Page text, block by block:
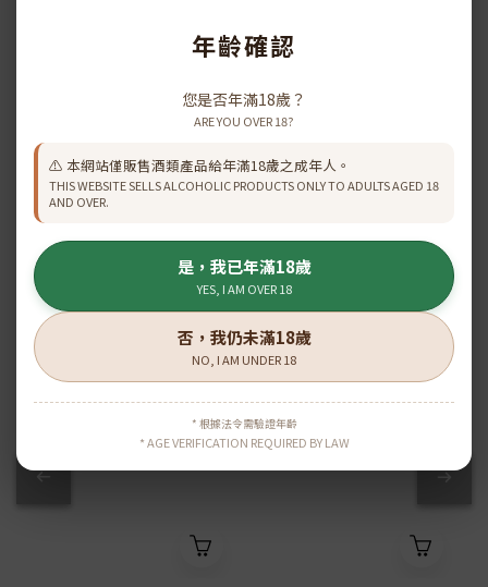
Show more
\ 原箱優惠 /
年齡確認
您是否年滿18歲？
ARE YOU OVER 18?
⚠️ 本網站僅販售酒類產品給年滿18歲之成年人。
THIS WEBSITE SELLS ALCOHOLIC PRODUCTS ONLY TO ADULTS AGED 18
AND OVER.
是，我已年滿18歲
YES, I AM OVER 18
否，我仍未滿18歲
NO, I AM UNDER 18
* 根據法令需驗證年齡
* AGE VERIFICATION REQUIRED BY LAW